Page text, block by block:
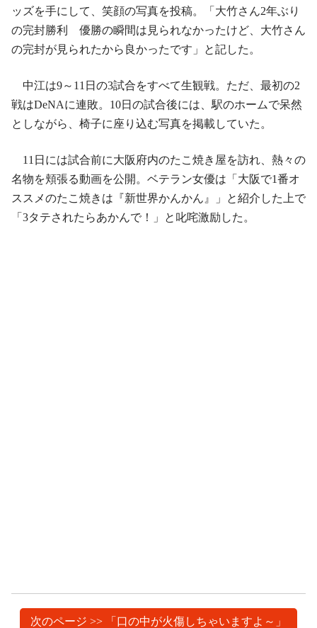
ッズを手にして、笑顔の写真を投稿。「大竹さん2年ぶり
の完封勝利 優勝の瞬間は見られなかったけど、大竹さん
の完封が見られたから良かったです」と記した。
中江は9～11日の3試合をすべて生観戦。ただ、最初の2
戦はDeNAに連敗。10日の試合後には、駅のホームで呆然
としながら、椅子に座り込む写真を掲載していた。
11日には試合前に大阪府内のたこ焼き屋を訪れ、熱々の
名物を頬張る動画を公開。ベテラン女優は「大阪で1番オ
ススメのたこ焼きは『新世界かんかん』」と紹介した上で
「3タテされたらあかんで！」と叱咤激励した。
次のページ >> 「口の中が火傷しちゃいますよ～」